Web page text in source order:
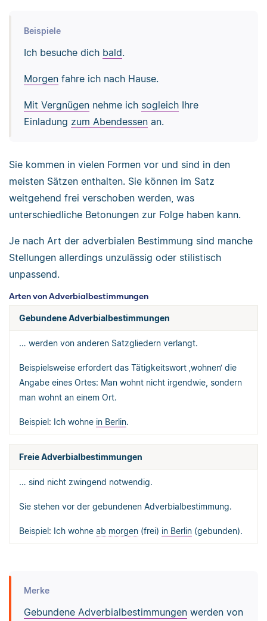
Beispiele
Ich besuche dich bald.
Morgenfahre ich nach Hause.
Mit Vergnügennehme ich sogleichIhre
Einladung zum Abendessenan.
Sie kommen in vielen Formen vor und sind in den
meisten Sätzen enthalten. Sie können im Satz
weitgehend frei verschoben werden, was
unterschiedliche Betonungen zur Folge haben kann.
Je nach Art der adverbialen Bestimmung sind manche
Stellungen allerdings unzulässig oder stilistisch
unpassend.
Arten von Adverbialbestimmungen
Gebundene Adverbialbestimmungen
… werden von anderen Satzgliedern verlangt.
Beispielsweise erfordert das Tätigkeitswort ‚wohnen‘ die
Angabe eines Ortes: Man wohnt nicht irgendwie, sondern
man wohnt an einem Ort.
Beispiel: Ich wohne in Berlin.
Freie Adverbialbestimmungen
… sind nicht zwingend notwendig.
Sie stehen vor der gebundenen Adverbialbestimmung.
Beispiel: Ich wohne ab morgen (frei) in Berlin (gebunden).
Merke
Gebundene Adverbialbestimmungenwerden von